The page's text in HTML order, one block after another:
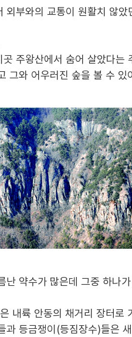
외부와의 교통이 원활치 않
주왕산에서 숨어 살았다
그와 어우러진 숲을 볼 수 있
약수가 많은데 그중 하나
내륙 안동의 채거리 장터로
과 등금쟁이(등짐장수)들은